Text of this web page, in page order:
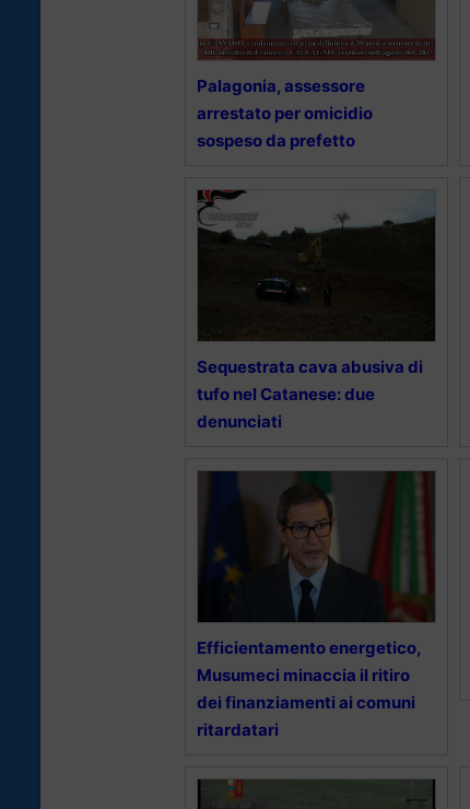
Palagonia, assessore
arrestato per omicidio
sospeso da prefetto
Sequestrata cava abusiva di
tufo nel Catanese: due
denunciati
Efficientamento energetico,
Musumeci minaccia il ritiro
dei finanziamenti ai comuni
ritardatari